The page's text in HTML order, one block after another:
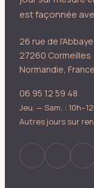
est façonnée
26 rue de l'Abbaye
27260 Cormeilles
Normandie, France
06 95 12 59 48
Jeu. — Sam. :
Autres jours sur